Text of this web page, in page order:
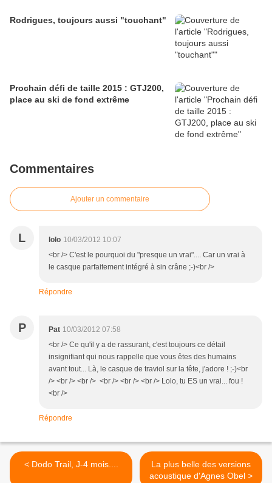
Rodrigues, toujours aussi "touchant"
Prochain défi de taille 2015 : GTJ200,
place au ski de fond extrême
Commentaires
Ajouter un commentaire
L lolo 10/03/2012 10:07
<br /> C'est le pourquoi du "presque un vrai".... Car un vrai à
le casque parfaitement intégré à sin crâne ;-)<br />
Répondre
P Pat 10/03/2012 07:58
<br /> Ce qu'il y a de rassurant, c'est toujours ce détail
insignifiant qui nous rappelle que vous êtes des humains
avant tout... Là, le casque de traviol sur la tête, j'adore ! ;-)<br
/> <br /> <br /> <br /> <br /> <br /> Lolo, tu ES un vrai... fou !
<br />
Répondre
< Dodo Trail, J-4 mois....
La plus belle des versions
acoustique d'Agnes Obel >